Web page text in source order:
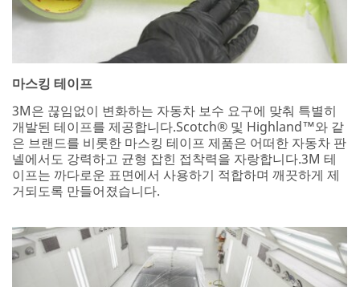
마스킹 테이프
3M은 끊임없이 변화하는 자동차 보수 요구에 맞춰 특별히
개발된 테이프를 제공합니다.Scotch® 및 Highland™와 같
은 브랜드를 비롯한 마스킹 테이프 제품은 어떠한 자동차 판
넬에서도 강력하고 균형 잡힌 접착력을 자랑합니다.3M 테
이프는 까다로운 표면에서 사용하기 적합하며 깨끗하게 제
거되도록 만들어졌습니다.